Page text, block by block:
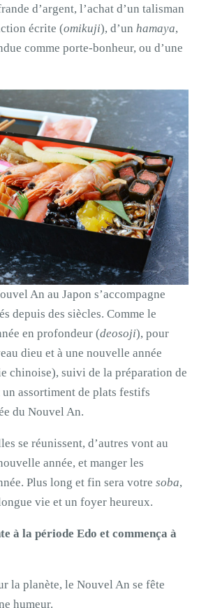
d’argent, l’achat d’un talisman
écrite (omikuji), d’un hamaya,
comme porte-bonheur, ou d’une
An au Japon s’accompagne
depuis des siècles. Comme le
en profondeur (deosoji), pour
dieu et à une nouvelle année
chinoise), suivi de la préparation de
un assortiment de plats festifs
du Nouvel An.
se réunissent, d’autres vont au
année, et manger les
Plus long et fin sera votre soba,
vie et un foyer heureux.
à la période Edo et commença à
la planète, le Nouvel An se fête
humeur.